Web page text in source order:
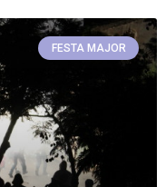
FESTA MAJOR